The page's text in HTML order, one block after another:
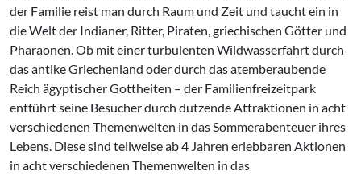
der Familie reist man durch Raum und Zeit und taucht ein in
die Welt der Indianer, Ritter, Piraten, griechischen Götter und
Pharaonen. Ob mit einer turbulenten Wildwasserfahrt durch
das antike Griechenland oder durch das atemberaubende
Reich ägyptischer Gottheiten – der Familienfreizeitpark
entführt seine Besucher durch dutzende Attraktionen in acht
verschiedenen Themenwelten in das Sommerabenteuer ihres
Lebens. Diese sind teilweise ab 4 Jahren erlebbaren Aktionen
in acht verschiedenen Themenwelten in das